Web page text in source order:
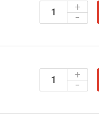
+
-
+
-